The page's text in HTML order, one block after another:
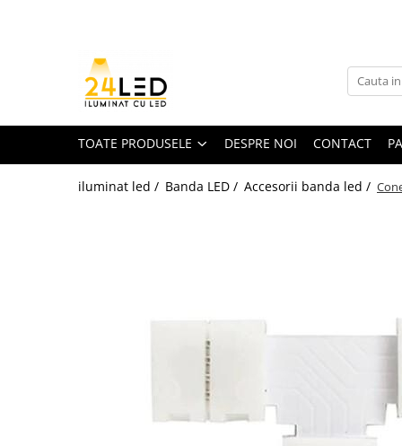
Toate Produsele
Banda Led COB
Banda LED 12V
Banda LED RGB
TOATE PRODUSELE DESPRE NOI CONTACT
iluminat led / Banda LED / Accesorii banda led /